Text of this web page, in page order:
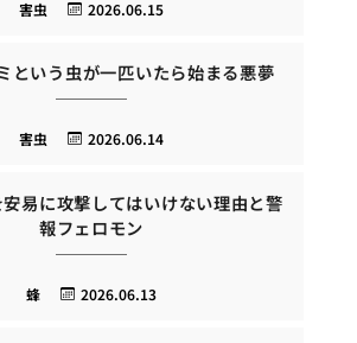
2026.06.15
害虫
という虫が一匹いたら始まる悪夢
2026.06.14
害虫
易に攻撃してはいけない理由と警
報フェロモン
2026.06.13
蜂